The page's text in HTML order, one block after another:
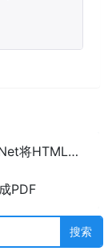
.NET(C#) 使用PDF Metamorphosis .Net将HTML转成PDF
PDF